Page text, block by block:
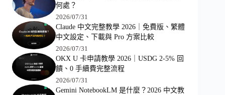
何處？
2026/07/31
Claude 中文完整教學 2026｜免費版、繁體
中文設定、下載與 Pro 方案比較
2026/07/31
OKX U 卡申請教學 2026｜USDG 2-5% 回
饋、0 手續費完整流程
2026/07/31
Gemini NotebookLM 是什麼？2026 中文教